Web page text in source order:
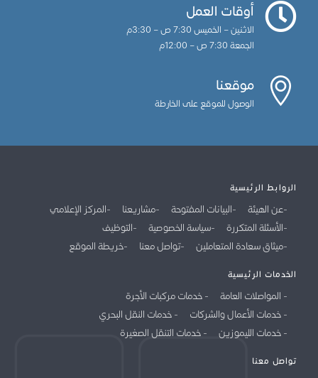
أوقات العمل
الاثنين – الخميس 7:30 ص – 3:30م
الجمعة 7:30 ص – 12:00م
موقعنا
الوصول للموقع على الخارطة
الروابط الرئيسية
عن الهيئة البيانات المفتوحة مشاريعنا
المركز الإعلامي
الأسئلة المتكررة
سياسة الخصوصية
التوظيف
ميثاق سعادة المتعاملين
تواصل معنا خريطة الموقع
الخدمات الرئيسية
المواصلات العامة
خدمات مركبات الأجرة
خدمات الأعمال والشركات
خدمات النقل البحري
خدمات الليموزين
خدمات التنقل الصغيرة
تواصل معنا